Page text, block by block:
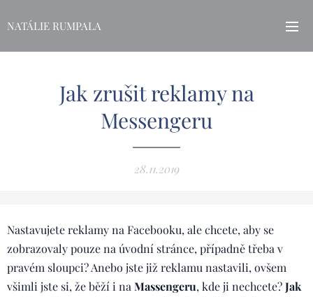
NATÁLIE RUMPALA
Jak zrušit reklamy na
Messengeru
28.11.2019
Nastavujete reklamy na Facebooku, ale chcete, aby se
zobrazovaly pouze na úvodní stránce, případně třeba v
pravém sloupci? Anebo jste již reklamu nastavili, ovšem
všimli jste si, že běží i na Massengeru, kde ji nechcete?Jak